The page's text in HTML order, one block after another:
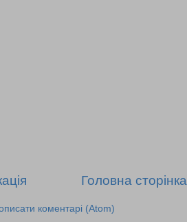
Головна сторінка
коментарі (Atom)